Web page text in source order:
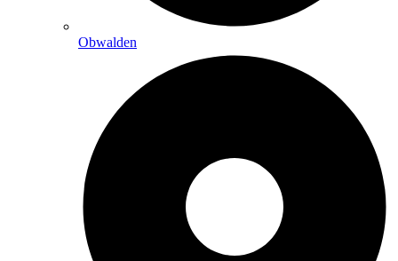
Obwalden